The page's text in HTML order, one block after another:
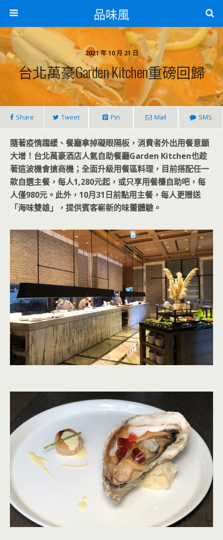
品味風
2021 年 10 月 21 日
台北萬豪Garden Kitchen重磅回歸
Share Tweet Pin Mail SMS
隨著疫情趨緩、餐廳拿掉礙眼隔板，消費者外出用餐意願
大增！台北萬豪酒店人氣自助餐廳Garden Kitchen也趁
著這波機會搶商機；全面升級用餐區料理，目前搭配任一
款自選主餐，每人1,280元起，或只享用餐檯自助吧，每
人僅980元。此外，10月31日前點用主餐，每人更贈送
「海味雙雄」，提供賓客嶄新的味蕾體驗。